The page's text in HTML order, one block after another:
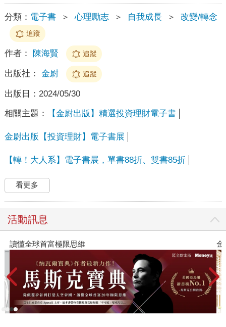
分類： 電子書 ＞ 心理勵志 ＞ 自我成長 ＞ 改變/轉念
追蹤
作者： 陳海賢 追蹤
出版社： 金尉 追蹤
出版日： 2024/05/30
相關主題： 【金尉出版】精選投資理財電子書
金尉出版【投資理財】電子書展
【轉！大人系】電子書展，單書88折、雙書85折
看更多
活動訊息
讀懂全球首富極限思維 金